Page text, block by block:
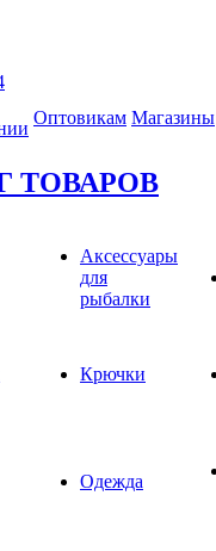
Оптовикам Магазины
ТОВАРОВ
Аксессуары
для
рыбалки
Крючки
Одежда